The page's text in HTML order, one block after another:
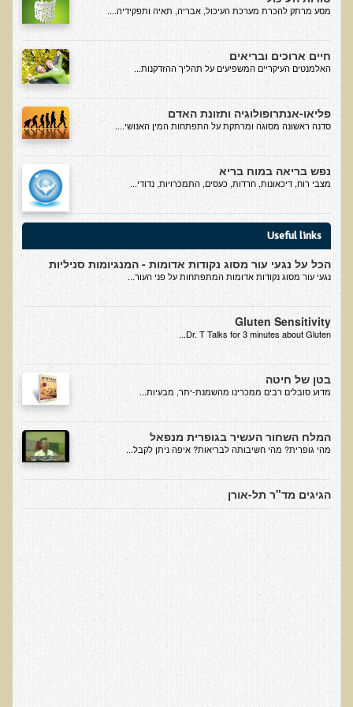
סדנה בנושא: התא ובריאותך
הרצאות ואירועים קרובים
חבקו את השמש! הרצאת זום
מפגש קולנועי עם דר' עדיאל תל-אורן
כנס אוכלים בריא 8
הפנימי והמח
סדנת הבריאות המינית, הסקס והפוריות עם ד"ר עדיאל תל-אורן
עידן המחלות האוטו-אימוניות - מינקות ועד בגרות
הרצאות מוקלטות בעברית
תנועה תקינה במפרקים
המלח השחור העשיר בגופרית מנפאל
כיצד מזונות תמימים הורסים את בריאותנו
כיצד לחיות חיים ארוכים ובריאים
המזון – תרופה או מניעה
טיפול בהפרעות קשב וריכוז, אוטיזם
חיסונים ונושאים נוספים
מסע מרתק להכרת מערכת העיכול, אבריה, תאיה ותפקידיה....
חיים ארוכים ובריאים
האלמנטים העיקריים המשפיעים על תהליך ההזדקנות...
פליאו-אנתרופולוגיה ותזונת האדם
סדנה ראשונה מסוגה ומרתקת על התפתחות המין האנושי....
נפש בריאה במוח בריא
מצבי רוח, דיכאונות, חרדות, כעסים, התמכרויות, נדודי...
Useful links
הכל על נגעי עור מסוג נקודות אדומות - המנגיומות סניליות
נגעי עור מסוג נקודות אדומות המתפתחות על פני העור...
Gluten Sensitivity
Dr. T Talks for 3 minutes about Gluten...
בטן של חיטה
​מדוע סובלים רבים ממכרינו מהשמנת-יתר, מבעיות...
המלח השחור העשיר בגופרית מנפאל
מהי גופרית? מהי חשיבותה לבריאות? איפה ניתן לקבל...
הגיגים מד"ר תל-אורן